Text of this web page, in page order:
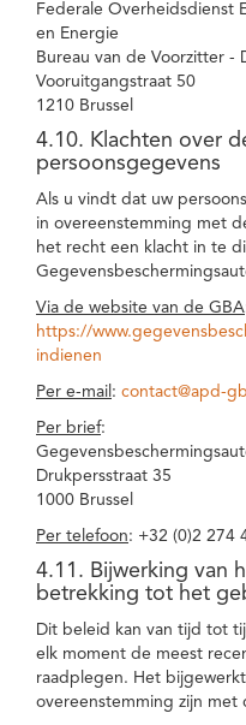
Federale Overheidsdienst
en Energie
Bureau van de Voorzitter -
Vooruitgangstraat 50
1210 Brussel
4.10. Klachten over
persoonsgegevens
Als u vindt dat uw
in overeenstemming met
het recht een klacht in te
Via de website van de GBA
https://
indienen
Per e-mail : contact@apd-
Per brief:
Drukpersstraat 35
1000 Brussel
Per telefoon: +32 (0)2 274
4.11. Bijwerking van
betrekking tot het
Dit beleid kan van tijd tot
elk moment de meest
raadplegen. Het
overeenstemming zijn met